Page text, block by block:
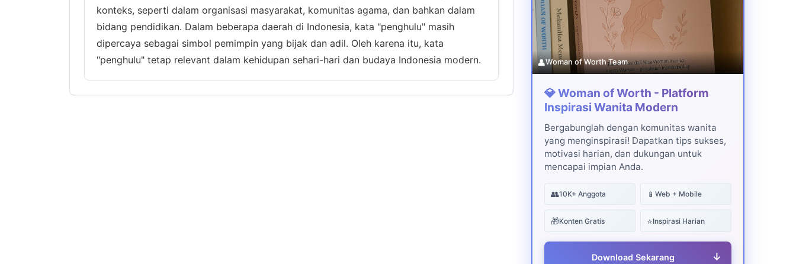
konteks, seperti dalam organisasi masyarakat, komunitas agama, dan bahkan dalam
bidang pendidikan. Dalam beberapa daerah di Indonesia, kata "penghulu" masih
dipercaya sebagai simbol pemimpin yang bijak dan adil. Oleh karena itu, kata
"penghulu" tetap relevant dalam kehidupan sehari-hari dan budaya Indonesia modern.
👤Woman of Worth Team
💎 Woman of Worth - Platform
Inspirasi Wanita Modern
Bergabunglah dengan komunitas wanita
yang menginspirasi! Dapatkan tips sukses,
motivasi harian, dan dukungan untuk
mencapai impian Anda.
👥10K+ Anggota 📱 Web + Mobile
🎁Konten Gratis ⭐Inspirasi Harian
Download Sekarang ↓